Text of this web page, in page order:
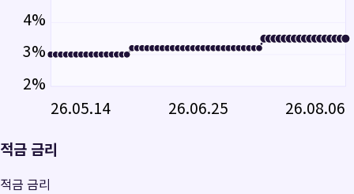
4%
3%
2%
26.05.14
26.06.25 26.08.06
적금 금리
적금 금리